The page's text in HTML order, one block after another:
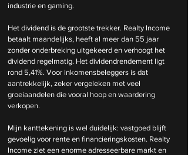
industrie en gaming.
Het dividend is de grootste trekker. Realty Income
betaalt maandelijks, heeft al meer dan 55 jaar
zonder onderbreking uitgekeerd en verhoogt het
dividend regelmatig. Het dividendrendement ligt
rond 5,41%. Voor inkomensbeleggers is dat
aantrekkelijk, zeker vergeleken met veel
groeiaandelen die vooral hoop en waardering
verkopen.
Mijn kanttekening is wel duidelijk: vastgoed blijft
gevoelig voor rente en financieringskosten. Realty
Income ziet een enorme adresseerbare markt en